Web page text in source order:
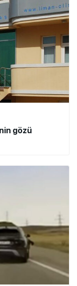
gözü